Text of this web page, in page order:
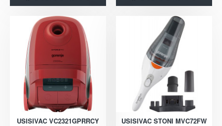
USISIVAC VC2321GPRRCY
USISIVAC STONI MVC72FW